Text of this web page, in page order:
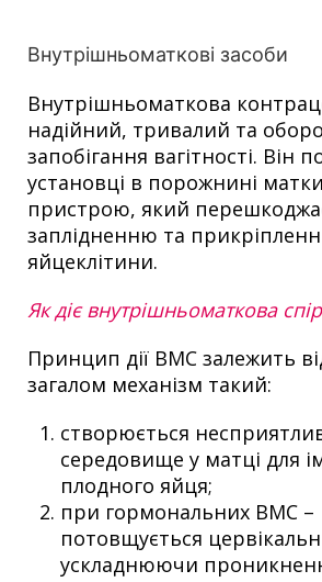
Внутрішньоматкові засоби
Внутрішньоматкова
надійний, тривалий та
запобігання вагітності. Він
установці в порожнині
пристрою, який
заплідненню та
яйцеклітини.
Як діє внутрішньоматкова
Принцип дії ВМС залежить
загалом механізм такий:
створюється
середовище у матці для
плодного яйця;
при гормональних ВМС –
потовщується
ускладнюючи